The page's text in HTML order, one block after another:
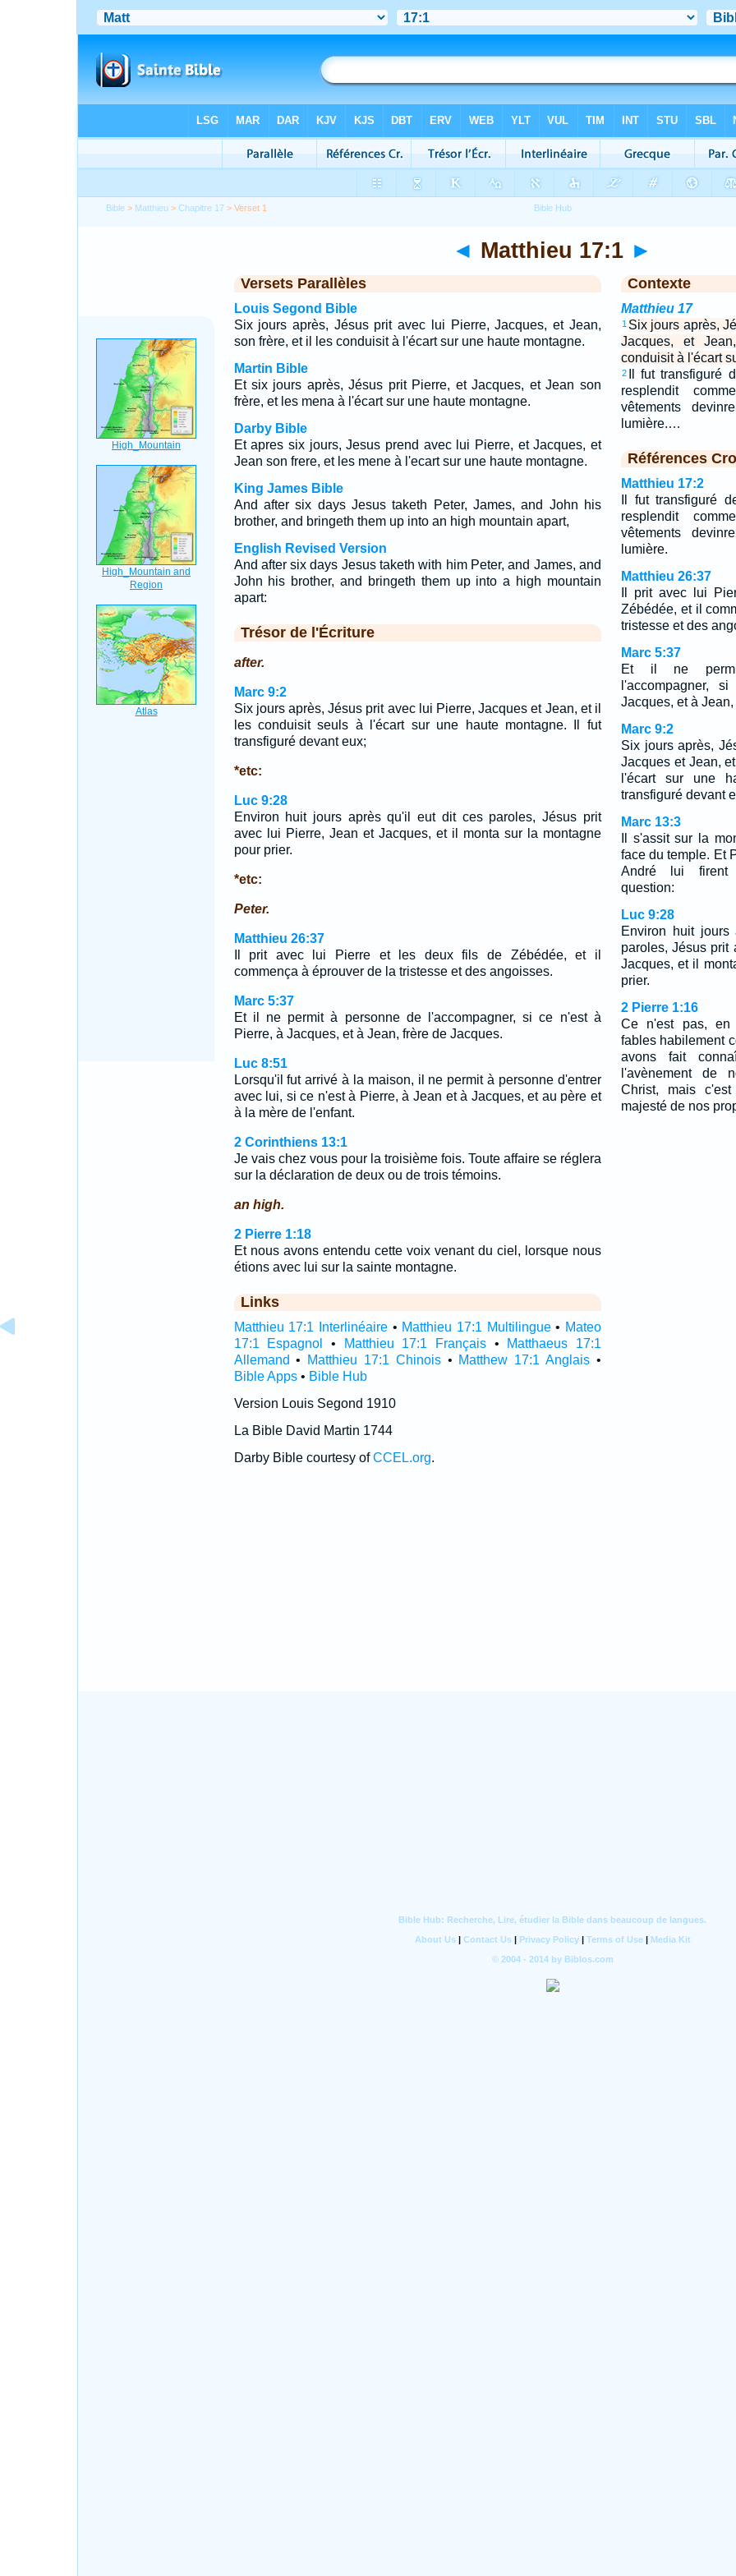
Bible > Matthieu >Chapitre 17 > Verset 1
◄ Matthieu 17:1 ►
Versets Parallèles
Louis Segond Bible
Six jours après, Jésus prit avec lui Pierre, Jacques, et Jean,
son frère, et il les conduisit à l'écart sur une haute montagne.
Martin Bible
Et six jours après, Jésus prit Pierre, et Jacques, et Jean son
frère, et les mena à l'écart sur une haute montagne.
Darby Bible
Et apres six jours, Jesus prend avec lui Pierre, et Jacques, et
Jean son frere, et les mene à l'ecart sur une haute montagne.
King James Bible
And after six days Jesus taketh Peter, James, and John his
brother, and bringeth them up into an high mountain apart,
English Revised Version
And after six days Jesus taketh with him Peter, and James, and
John his brother, and bringeth them up into a high mountain
apart:
Trésor de l'Écriture
after.
Marc 9:2
Six jours après, Jésus prit avec lui Pierre, Jacques et Jean, et il
les conduisit seuls à l'écart sur une haute montagne. Il fut
transfiguré devant eux;
*etc:
Luc 9:28
Environ huit jours après qu'il eut dit ces paroles, Jésus prit
avec lui Pierre, Jean et Jacques, et il monta sur la montagne
pour prier.
*etc:
Peter.
Matthieu 26:37
Il prit avec lui Pierre et les deux fils de Zébédée, et il
commença à éprouver de la tristesse et des angoisses.
Marc 5:37
Et il ne permit à personne de l'accompagner, si ce n'est à
Pierre, à Jacques, et à Jean, frère de Jacques.
Luc 8:51
Lorsqu'il fut arrivé à la maison, il ne permit à personne d'entrer
avec lui, si ce n'est à Pierre, à Jean et à Jacques, et au père et
à la mère de l'enfant.
2 Corinthiens 13:1
Je vais chez vous pour la troisième fois. Toute affaire se réglera
sur la déclaration de deux ou de trois témoins.
an high.
2 Pierre 1:18
Et nous avons entendu cette voix venant du ciel, lorsque nous
étions avec lui sur la sainte montagne.
Links
Matthieu 17:1 Interlinéaire• Matthieu 17:1 Multilingue• Mateo
17:1 Espagnol
• Matthieu 17:1 Français•
Matthaeus 17:1
Allemand • Matthieu 17:1 Chinois• Matthew 17:1 Anglais •
Bible Apps• Bible Hub
Version Louis Segond 1910
La Bible David Martin 1744
Darby Bible courtesy ofCCEL.org.
Contexte
Matthieu 17
1 Six jours après,
Jacques, et
conduisit à l'écart
2
Il fut transfiguré
resplendit
vêtements
lumière.…
Références
Matthieu 17:2
Il fut transfiguré
resplendit
vêtements
lumière.
Matthieu 26:37
Il prit avec lui
Zébédée, et il
tristesse et des
Marc 5:37
Et il ne
l'accompagner,
Jacques, et à
Marc 9:2
Six jours après,
Jacques et Jean,
l'écart sur une
transfiguré devant
Marc 13:3
Il s'assit sur la
face du temple. Et
André lui firent
question:
Luc 9:28
Environ huit
paroles, Jésus prit
Jacques, et il
prier.
2 Pierre 1:16
Ce n'est pas, en
fables habilement
avons fait
l'avènement de
Christ, mais
majesté de nos